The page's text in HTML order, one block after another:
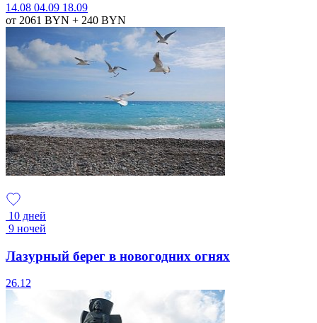
14.08 04.09 18.09
от 2061 BYN + 240 BYN
10 дней
9 ночей
Лазурный берег в новогодних огнях
26.12